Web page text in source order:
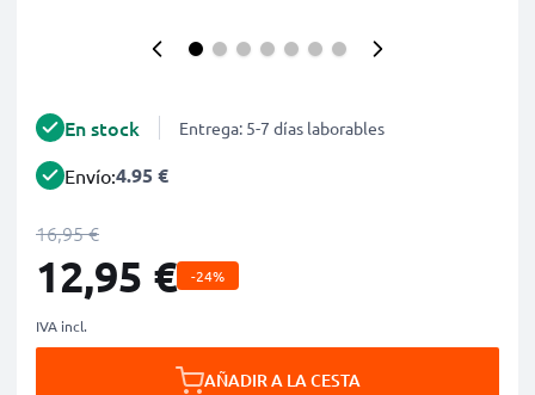
En stock Entrega: 5-7 días laborables
Envío:4.95 €
16,95 €
12,95 € -24%
IVA incl.
AÑADIR A LA CESTA